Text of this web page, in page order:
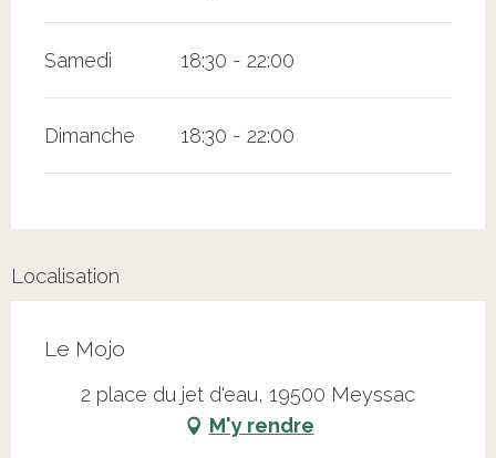
Samedi 18:30 - 22:00
Dimanche 18:30 - 22:00
Localisation
Le Mojo
2 place du jet d'eau, 19500 Meyssac
M'y rendre